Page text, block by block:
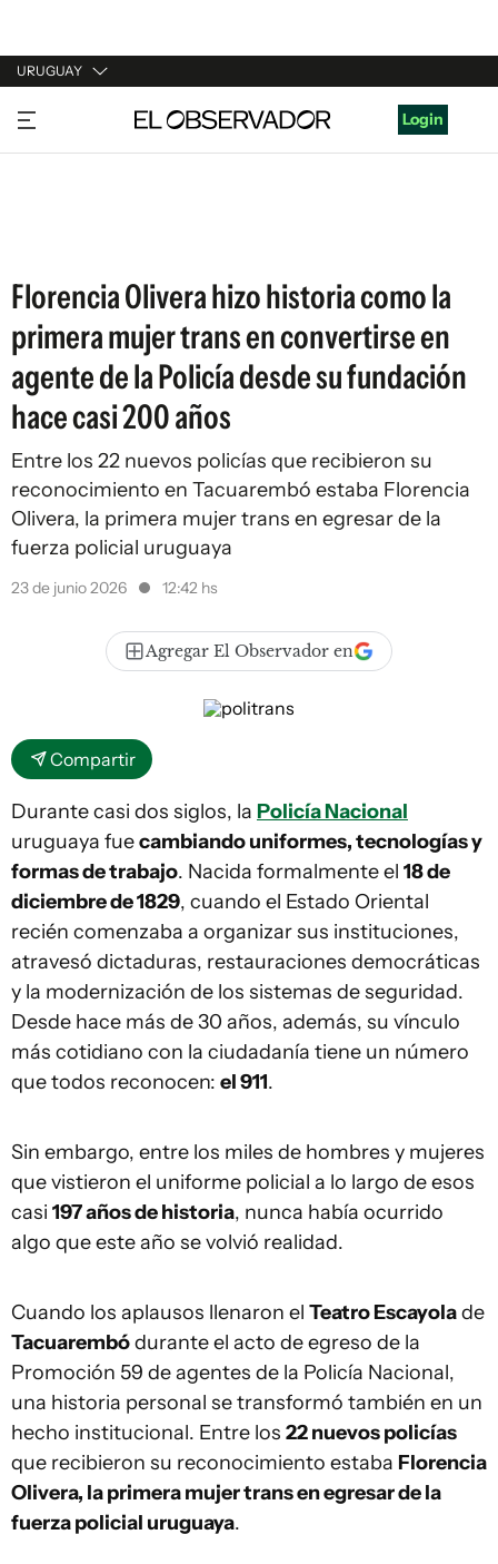
URUGUAY
URUGUAY
ARGENTINA
Login
Florencia Olivera hizo historia como la
primera mujer trans en convertirse en
agente de la Policía desde su fundación
hace casi 200 años
Entre los 22 nuevos policías que recibieron su
reconocimiento en Tacuarembó estaba Florencia
Olivera, la primera mujer trans en egresar de la
fuerza policial uruguaya
23 de junio 2026 12:42 hs
Agregar El Observador en
Compartir
Durante casi dos siglos, la Policía Nacional
uruguaya fuecambiando uniformes, tecnologías y
formas de trabajo. Nacida formalmente el 18 de
diciembre de 1829, cuando el Estado Oriental
recién comenzaba a organizar sus instituciones,
atravesó dictaduras, restauraciones democráticas
y la modernización de los sistemas de seguridad.
Desde hace más de 30 años, además, su vínculo
más cotidiano con la ciudadanía tiene un número
que todos reconocen: el 911.
Sin embargo, entre los miles de hombres y mujeres
que vistieron el uniforme policial a lo largo de esos
casi 197 años de historia, nunca había ocurrido
algo que este año se volvió realidad.
Cuando los aplausos llenaron el Teatro Escayolade
Tacuarembódurante el acto de egreso de la
Promoción 59 de agentes de la Policía Nacional,
una historia personal se transformó también en un
hecho institucional. Entre los 22 nuevos policías
que recibieron su reconocimiento estaba Florencia
Olivera, la primera mujer trans en egresar de la
fuerza policial uruguaya.